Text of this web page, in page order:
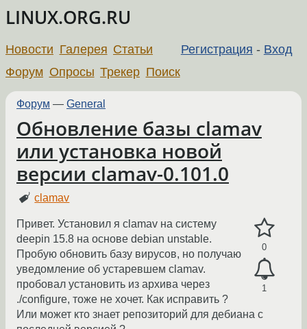
LINUX.ORG.RU
Регистрация - Вход
Новости Галерея Статьи
Форум Опросы Трекер Поиск
Форум — General
Обновление базы clamav
или установка новой
версии clamav-0.101.0
clamav
0
1
Привет. Установил я clamav на систему
deepin 15.8 на основе debian unstable.
Пробую обновить базу вирусов, но получаю
уведомление об устаревшем clamav.
пробовал установить из архива через
./configure, тоже не хочет. Как исправить ?
Или может кто знает репозиторий для дебиана с